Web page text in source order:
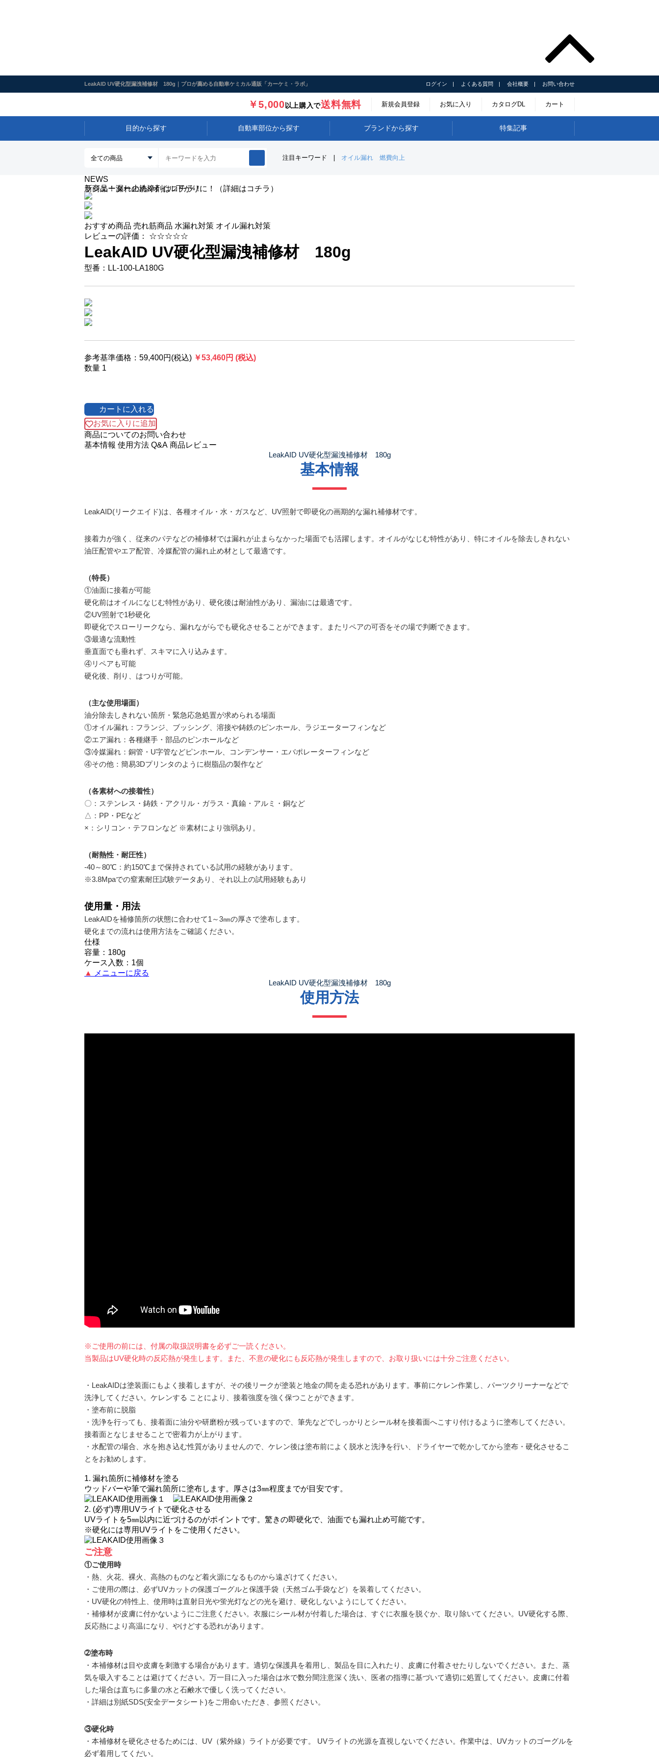
LeakAID UV硬化型漏洩補修材 180g｜プロが薦める自動車ケミカル通販「カーケミ・ラボ」 ログイン よくある質問 会社概要 お問い合わせ
￥5,000以上購入で送料無料 新規会員登録 お気に入り カタログDL カート
目的から探す 自動車部位から探す ブランドから探す 特集記事
注目キーワード オイル漏れ 燃費向上
NEWS
新商品！漏れ止め&オイル下がりに！（詳細はコチラ）
ラジエーターの洗浄剤はコチラ！
おすすめ商品 売れ筋商品 水漏れ対策 オイル漏れ対策
レビューの評価： ☆☆☆☆☆
LeakAID UV硬化型漏洩補修材 180g
型番：LL-100-LA180G
参考基準価格：59,400円(税込) ￥53,460円 (税込)
数量
カートに入れる
お気に入りに追加
商品についてのお問い合わせ
基本情報 使用方法 Q&A 商品レビュー
LeakAID UV硬化型漏洩補修材 180g
基本情報
LeakAID(リークエイド)は、各種オイル・水・ガスなど、UV照射で即硬化の画期的な漏れ補修材です。
接着力が強く、従来のパテなどの補修材では漏れが止まらなかった場面でも活躍します。オイルがなじむ特性があり、特にオイルを除去しきれない
油圧配管やエア配管、冷媒配管の漏れ止め材として最適です。
（特長）
①油面に接着が可能
硬化前はオイルになじむ特性があり、硬化後は耐油性があり、漏油には最適です。
②UV照射で1秒硬化
即硬化でスローリークなら、漏れながらでも硬化させることができます。またリペアの可否をその場で判断できます。
③最適な流動性
垂直面でも垂れず、スキマに入り込みます。
④リペアも可能
硬化後、削り、はつりが可能。
（主な使用場面）
油分除去しきれない箇所・緊急応急処置が求められる場面
①オイル漏れ：フランジ、ブッシング、溶接や鋳鉄のピンホール、ラジエーターフィンなど
②エア漏れ：各種継手・部品のピンホールなど
③冷媒漏れ：銅管・U字管などピンホール、コンデンサー・エバポレーターフィンなど
④その他：簡易3Dプリンタのように樹脂品の製作など
（各素材への接着性）
〇：ステンレス・鋳鉄・アクリル・ガラス・真鍮・アルミ・銅など
△：PP・PEなど
×：シリコン・テフロンなど ※素材により強弱あり。
（耐熱性・耐圧性）
-40～80℃：約150℃まで保持されている試用の経験があります。
※3.8Mpaでの窒素耐圧試験データあり、それ以上の試用経験もあり
使用量・用法
LeakAIDを補修箇所の状態に合わせて1～3㎜の厚さで塗布します。
硬化までの流れは使用方法をご確認ください。
仕様
容量：180g
ケース入数：1個
▲
メニューに戻る
LeakAID UV硬化型漏洩補修材 180g
使用方法
※ご使用の前には、付属の取扱説明書を必ずご一読ください。
当製品はUV硬化時の反応熱が発生します。また、不意の硬化にも反応熱が発生しますので、お取り扱いには十分ご注意ください。
・LeakAIDは塗装面にもよく接着しますが、その後リークが塗装と地金の間を走る恐れがあります。事前にケレン作業し、パーツクリーナーなどで
洗浄してください。ケレンする ことにより、接着強度を強く保つことができます。
・塗布前に脱脂
・洗浄を行っても、接着面に油分や研磨粉が残っていますので、筆先などでしっかりとシール材を接着面へこすり付けるように塗布してください。
接着面となじませることで密着力が上がります。
・水配管の場合、水を抱き込む性質がありませんので、ケレン後は塗布前によく脱水と洗浄を行い、ドライヤーで乾かしてから塗布・硬化させるこ
とをお勧めします。
1. 漏れ箇所に補修材を塗る
ウッドバーや筆で漏れ箇所に塗布します。厚さは3㎜程度までが目安です。
2. (必ず)専用UVライトで硬化させる
UVライトを5㎜以内に近づけるのがポイントです。驚きの即硬化で、油面でも漏れ止め可能です。
※硬化には専用UVライトをご使用ください。
ご注意
①ご使用時
・熱、火花、裸火、高熱のものなど着火源になるものから遠ざけてください。
・ご使用の際は、必ずUVカットの保護ゴーグルと保護手袋（天然ゴム手袋など）を装着してください。
・UV硬化の特性上、使用時は直射日光や蛍光灯などの光を避け、硬化しないようにしてください。
・補修材が皮膚に付かないようにご注意ください。衣服にシール材が付着した場合は、すぐに衣服を脱ぐか、取り除いてください。UV硬化する際、
反応熱により高温になり、やけどする恐れがあります。
➁塗布時
・本補修材は目や皮膚を刺激する場合があります。適切な保護具を着用し、製品を目に入れたり、皮膚に付着させたりしないでください。また、蒸
気を吸入することは避けてください。万一目に入った場合は水で数分間注意深く洗い、医者の指導に基づいて適切に処置してください。皮膚に付着
した場合は直ちに多量の水と石鹸水で優しく洗ってください。
・詳細は別紙SDS(安全データシート)をご用命いただき、参照ください。
③硬化時
・本補修材を硬化させるためには、UV（紫外線）ライトが必要です。 UVライトの光源を直視しないでください。作業中は、UVカットのゴーグルを
必ず着用してくだい。